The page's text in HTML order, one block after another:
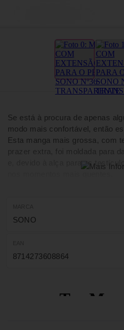
Se está à procura de apenas
modo mais confortável, então
Esta manga mais grossa, com
prazer extra, foi moldada para
e, devido à alça para os
SONO
8714273608864